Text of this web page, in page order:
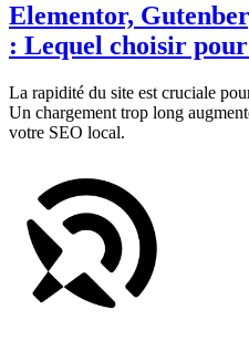
Elementor,
: Lequel choisir
La rapidité du site est cruciale
Un chargement trop long
votre SEO local.